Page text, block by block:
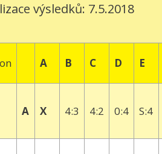
výsledků: 7.5.2018
A B C D E
A X 4:3 4:2 0:4 S:4